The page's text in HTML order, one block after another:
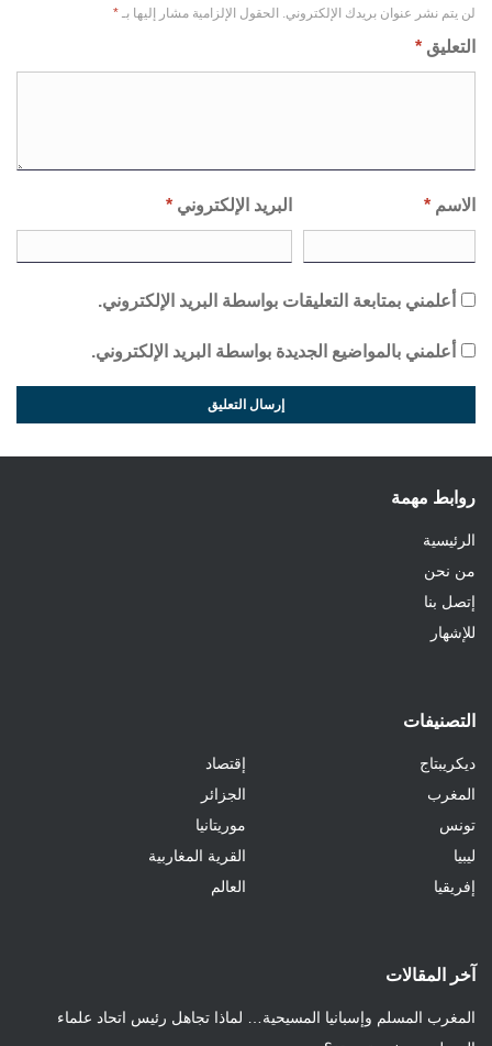
لن يتم نشر عنوان بريدك الإلكتروني. الحقول الإلزامية مشار إليها بـ *
التعليق *
الاسم * البريد الإلكتروني*
أعلمني بمتابعة التعليقات بواسطة البريد الإلكتروني.
أعلمني بالمواضيع الجديدة بواسطة البريد الإلكتروني.
روابط مهمة
الرئيسية
من نحن
إتصل بنا
للإشهار
التصنيفات
ديكريبتاج
إقتصاد
المغرب
الجزائر
تونس
موريتانيا
ليبيا
القرية المغاربية
إفريقيا
العالم
آخر المقالات
المغرب المسلم وإسبانيا المسيحية… لماذا تجاهل رئيس اتحاد علماء